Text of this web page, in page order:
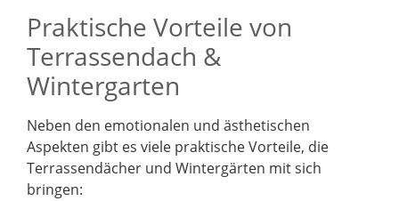
Praktische Vorteile von
Terrassendach &
Wintergarten
Neben den emotionalen und ästhetischen
Aspekten gibt es viele praktische Vorteile, die
Terrassendächer und Wintergärten mit sich
bringen: